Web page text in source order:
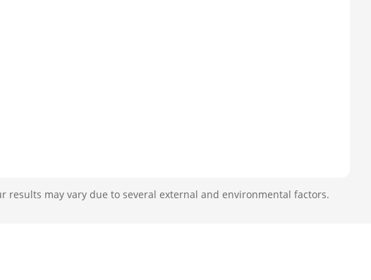
may vary due to several external and environmental factors.